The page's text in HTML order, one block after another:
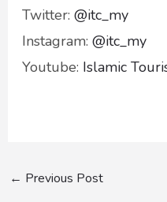
Twitter: @itc_my
Instagram: @itc_my
Youtube: Islamic
← Previous Post